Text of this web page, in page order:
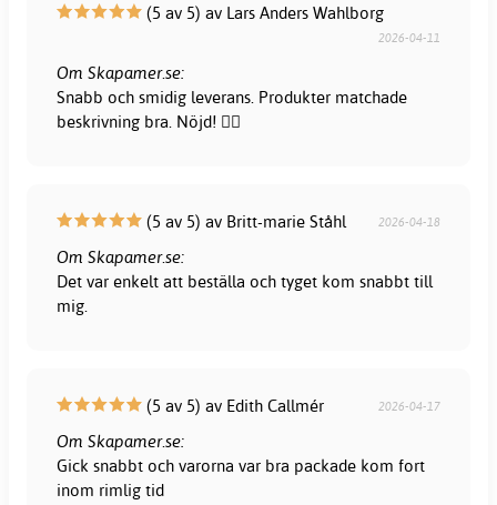
(5 av 5) av Lars Anders Wahlborg
2026-04-11
Om Skapamer.se:
Snabb och smidig leverans. Produkter matchade
beskrivning bra. Nöjd! 👍🏻
(5 av 5) av Britt-marie Ståhl 2026-04-18
Om Skapamer.se:
Det var enkelt att beställa och tyget kom snabbt till
mig.
(5 av 5) av Edith Callmér 2026-04-17
Om Skapamer.se:
Gick snabbt och varorna var bra packade kom fort
inom rimlig tid